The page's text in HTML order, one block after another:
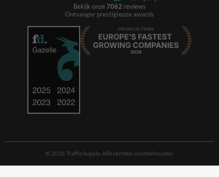
Bekijk onze 7062 reviews
Ontvanger prestigieuze awards
© 2026 TrafficSupply. Alle rechten voorbehouden.